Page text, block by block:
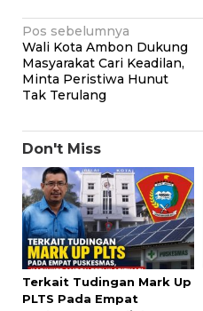
Navigasi
pos
Pos sebelumnya
Wali Kota Ambon Dukung
Masyarakat Cari Keadilan,
Minta Peristiwa Hunut
Tak Terulang
Don't Miss
Terkait Tudingan Mark Up
PLTS Pada Empat